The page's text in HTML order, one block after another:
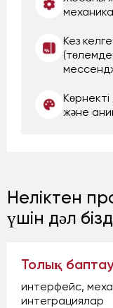
Кез
және
Неліктен
үшін дәл
Толық баптау
интерфейс,
интеграциялар